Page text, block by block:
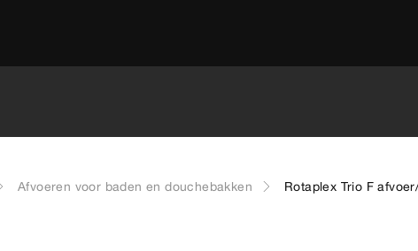
Afvoeren voor baden en douchebakken Rotaplex Trio F